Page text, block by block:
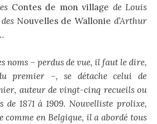
Contes de mon village de Louis
Nouvelles de Wallonie d’Arthur
noms – perdus de vue, il faut le dire,
premier –, se détache celui de
auteur de vingt-cinq recueils ou
1871 à 1909. Nouvelliste prolixe,
comme en Belgique, il a abordé tous